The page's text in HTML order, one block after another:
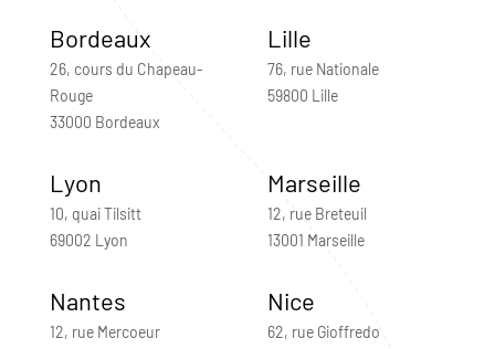
Bordeaux
26, cours du Chapeau-
Rouge
33000 Bordeaux
Lille
76, rue Nationale
59800 Lille
Lyon
10, quai Tilsitt
69002 Lyon
Marseille
12, rue Breteuil
13001 Marseille
Nantes
12, rue Mercoeur
Nice
62, rue Gioffredo